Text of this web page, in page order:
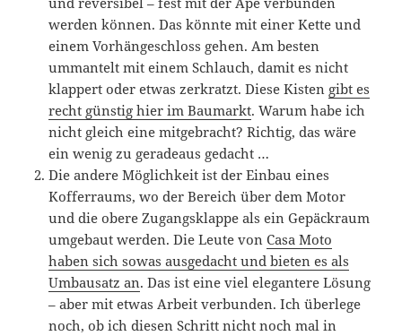
werden können. Das könnte mit einer Kette und
einem Vorhängeschloss gehen. Am besten
ummantelt mit einem Schlauch, damit es nicht
klappert oder etwas zerkratzt. Diese Kisten gibt es
recht günstig hier im Baumarkt. Warum habe ich
nicht gleich eine mitgebracht? Richtig, das wäre
ein wenig zu geradeaus gedacht …
Die andere Möglichkeit ist der Einbau eines
Kofferraums, wo der Bereich über dem Motor
und die obere Zugangsklappe als ein Gepäckraum
umgebaut werden. Die Leute vonCasa Moto
haben sich sowas ausgedacht und bieten es als
Umbausatz an. Das ist eine viel elegantere Lösung
– aber mit etwas Arbeit verbunden. Ich überlege
noch, ob ich diesen Schritt nicht noch mal in